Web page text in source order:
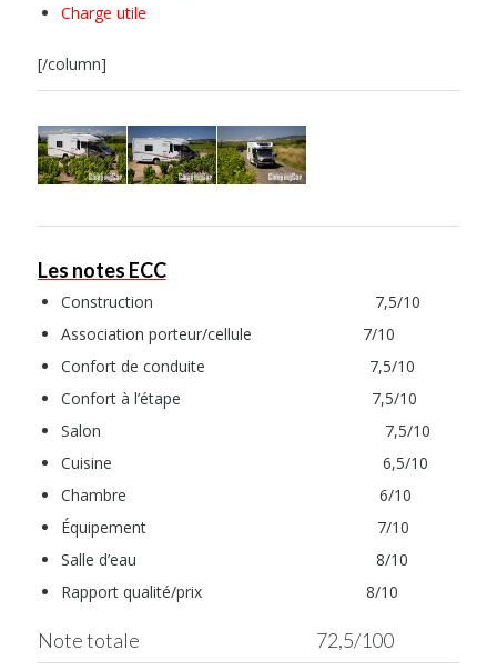
Charge utile
[/column]
Les notes ECC
Construction 7,5/10
Association porteur/cellule 7/10
Confort de conduite 7,5/10
Confort à l’étape 7,5/10
Salon 7,5/10
Cuisine 6,5/10
Chambre 6/10
Équipement 7/10
Salle d’eau 8/10
Rapport qualité/prix 8/10
Note totale 72,5/100